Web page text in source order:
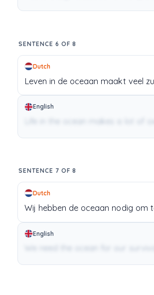
SENTENCE 6 OF 8
Dutch
Leven in de oceaan maakt veel
English
SENTENCE 7 OF 8
Dutch
Wij hebben de oceaan nodig om
English